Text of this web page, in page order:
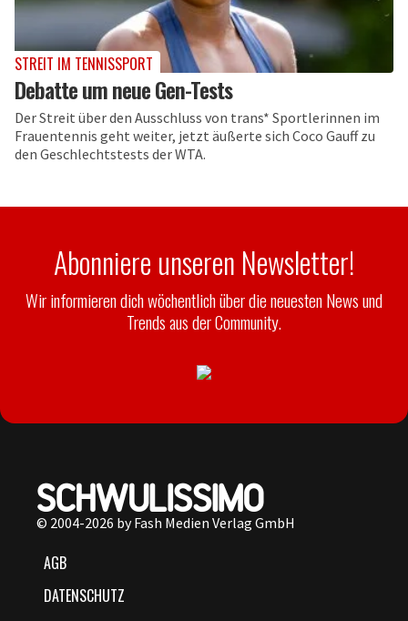
STREIT IM TENNISSPORT
Debatte um neue Gen-Tests
Der Streit über den Ausschluss von trans* Sportlerinnen im
Frauentennis geht weiter, jetzt äußerte sich Coco Gauff zu
den Geschlechtstests der WTA.
Abonniere unseren Newsletter!
Wir informieren dich wöchentlich über die neuesten News und
Trends aus der Community.
© 2004-2026 by Fash Medien Verlag GmbH
AGB
DATENSCHUTZ